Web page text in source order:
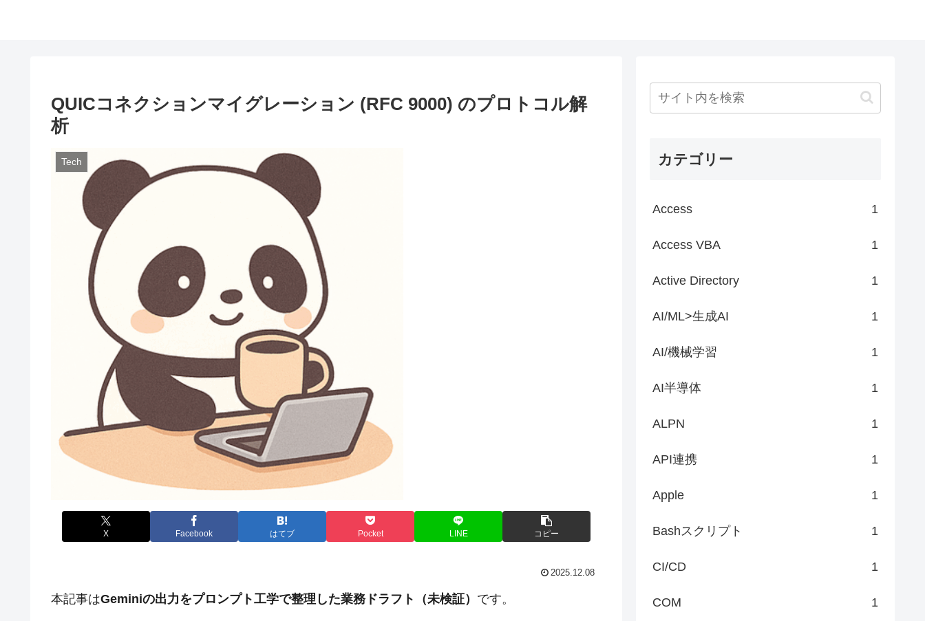
QUICコネクションマイグレーション (RFC 9000) のプロトコル解
析
Tech
X Facebook はてブ Pocket LINE コピー
2025.12.08
本記事はGeminiの出力をプロンプト工学で整理した業務ドラフト（未検証） です。
カテゴリー
Access 1
Access VBA 1
Active Directory 1
AI/ML>生成AI 1
AI/機械学習 1
AI半導体 1
ALPN 1
API連携 1
Apple 1
Bashスクリプト 1
CI/CD 1
COM 1